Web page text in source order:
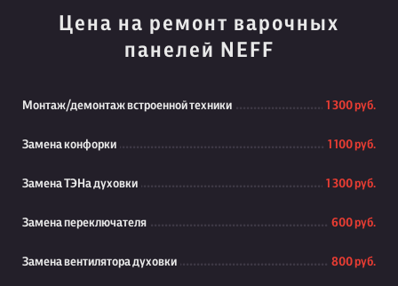
Цена на ремонт варочных
панелей NEFF
Монтаж/демонтаж встроенной техники 1 300 руб.
Замена конфорки 1 100 руб.
Замена ТЭНа духовки 1 300 руб.
Замена переключателя 600 руб.
Замена вентилятора духовки 800 руб.